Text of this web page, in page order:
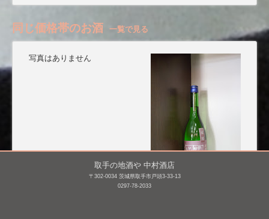
同じ価格帯のお酒 一覧で見る
写真はありません
相模灘 特別純米 若水 槽
明鏡止水 純米 雄町
生 [BY26]
取手の地酒や 中村酒店
〒302-0034 茨城県取手市戸頭3-33-13
0297-78-2033